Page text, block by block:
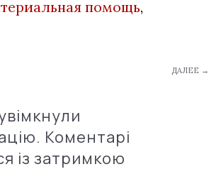
помощь,
ДАЛЕЕ →
Коментарі
із затримкою